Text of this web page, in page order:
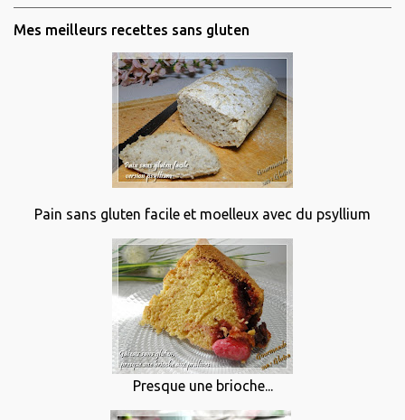
Mes meilleurs recettes sans gluten
Pain sans gluten facile et moelleux avec du psyllium
Presque une brioche...